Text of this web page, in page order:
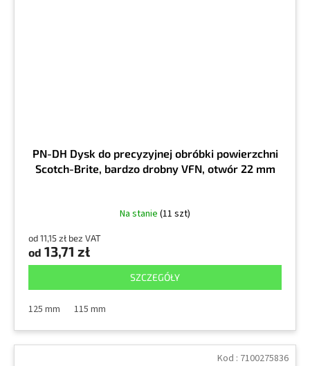
PN-DH Dysk do precyzyjnej obróbki powierzchni
Scotch-Brite, bardzo drobny VFN, otwór 22 mm
Na stanie (11 szt)
od 11,15 zł bez VAT
od 13,71 zł
SZCZEGÓŁY
125 mm 115 mm
Kod : 7100275836